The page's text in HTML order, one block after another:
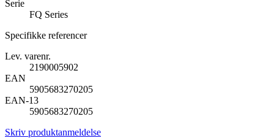
Serie
FQ Series
Specifikke referencer
Lev. varenr.
2190005902
EAN
5905683270205
EAN-13
5905683270205
Skriv produktanmeldelse